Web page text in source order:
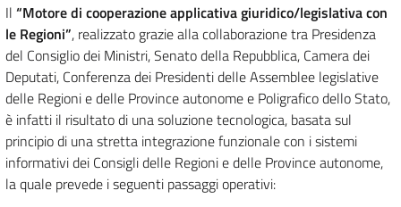
Il “Motore di cooperazione applicativa giuridico/legislativa con
le Regioni”, realizzato grazie alla collaborazione tra Presidenza
del Consiglio dei Ministri, Senato della Repubblica, Camera dei
Deputati, Conferenza dei Presidenti delle Assemblee legislative
delle Regioni e delle Province autonome e Poligrafico dello Stato,
è infatti il risultato di una soluzione tecnologica, basata sul
principio di una stretta integrazione funzionale con i sistemi
informativi dei Consigli delle Regioni e delle Province autonome,
la quale prevede i seguenti passaggi operativi: